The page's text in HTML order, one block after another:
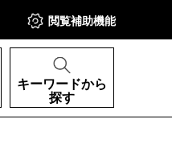
閲覧補助機能
キーワードから
探す